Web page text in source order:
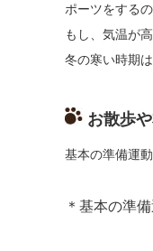
ポーツをする
もし、気温が
冬の寒い時期
お散歩
基本の準備運
＊基本の準